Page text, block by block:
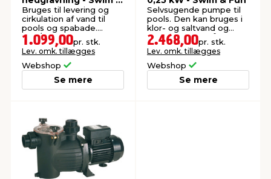
Fun
Bruges til levering og
cirkulation af vand til
pools og spabade.
Ø50/43 mm x 25 meter.
1.099,00pr. stk.
Lev. omk. tillægges
Webshop
Se mere
Selvsugende pumpe til
pools. Den kan bruges i
klor- og saltvand og
bruges i pools på op til
60.000 liter.
2.468,00pr. stk.
Lev. omk. tillægges
Webshop
Se mere